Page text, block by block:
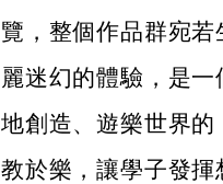
覽，整個作品群宛
麗迷幻的體驗，是
地創造、遊樂世界
教於樂，讓學子發